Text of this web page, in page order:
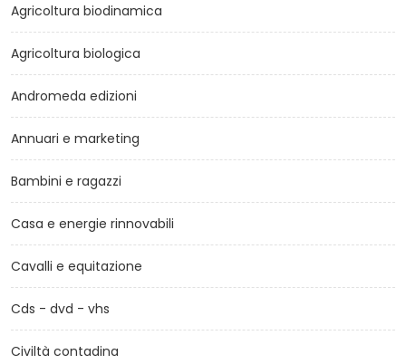
Agricoltura biodinamica
Agricoltura biologica
Andromeda edizioni
Annuari e marketing
Bambini e ragazzi
Casa e energie rinnovabili
Cavalli e equitazione
Cds - dvd - vhs
Civiltà contadina